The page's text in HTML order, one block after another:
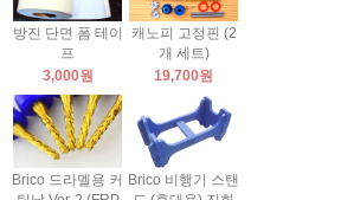
방진 단면 폼 테이
프
3,000원
캐노피 고정핀 (2
개 세트)
19,700원
Brico 드라멜용 커
Brico 비행기 스탠